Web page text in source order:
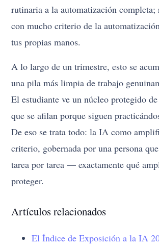
rutinaria a la automatización completa;
con mucho criterio de la
tus propias manos.
A lo largo de un trimestre, esto se
una pila más limpia de trabajo
El estudiante ve un núcleo protegido
que se afilan porque siguen
De eso se trata todo: la IA como
criterio, gobernada por una persona
tarea por tarea — exactamente qué
proteger.
Artículos relacionados
El Índice de Exposición a la IA